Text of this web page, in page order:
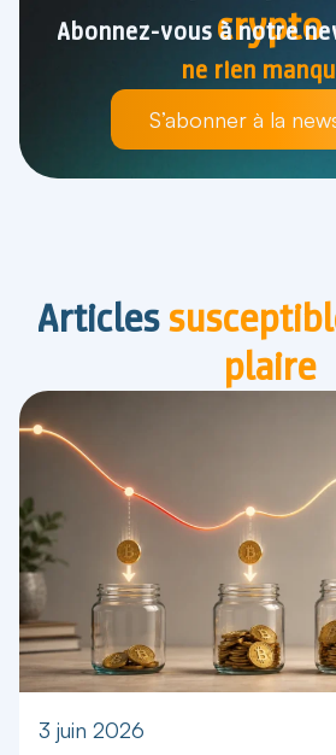
crypto
Abonnez-vous à notre
ne rien
S’abonner à la
Articles
plaire
3 juin 2026